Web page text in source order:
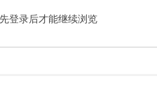
登录后才能继续浏览